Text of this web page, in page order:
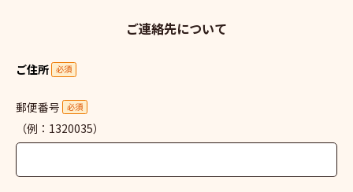
ご連絡先について
ご住所 必須
郵便番号 必須
（例：1320035）